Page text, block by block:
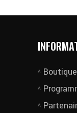
Boutique